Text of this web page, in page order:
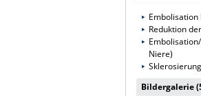
Reduktion
Niere)
Bildergalerie